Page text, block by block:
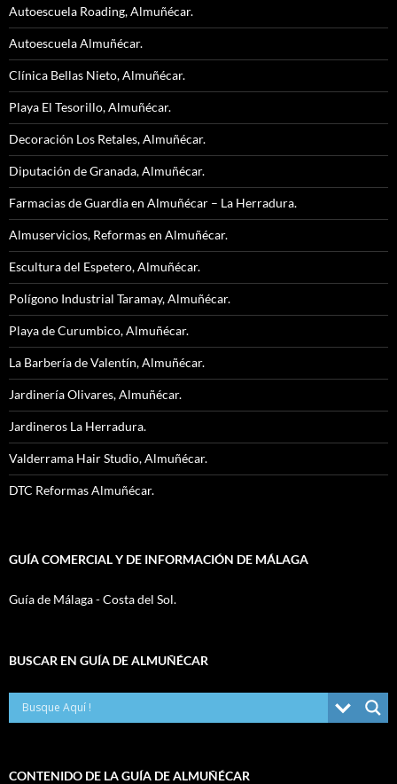
Autoescuela Roading, Almuñécar.
Autoescuela Almuñécar.
Clínica Bellas Nieto, Almuñécar.
Playa El Tesorillo, Almuñécar.
Decoración Los Retales, Almuñécar.
Diputación de Granada, Almuñécar.
Farmacias de Guardia en Almuñécar – La Herradura.
Almuservicios, Reformas en Almuñécar.
Escultura del Espetero, Almuñécar.
Polígono Industrial Taramay, Almuñécar.
Playa de Curumbico, Almuñécar.
La Barbería de Valentín, Almuñécar.
Jardinería Olivares, Almuñécar.
Jardineros La Herradura.
Valderrama Hair Studio, Almuñécar.
DTC Reformas Almuñécar.
GUÍA COMERCIAL Y DE INFORMACIÓN DE MÁLAGA
Guía de Málaga - Costa del Sol.
BUSCAR EN GUÍA DE ALMUÑÉCAR
CONTENIDO DE LA GUÍA DE ALMUÑÉCAR